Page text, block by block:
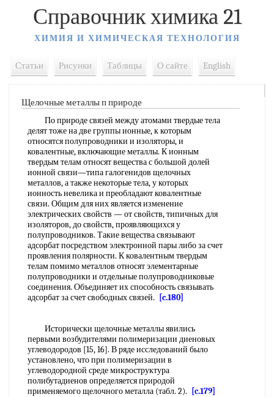
Справочник химика 21
ХИМИЯ И ХИМИЧЕСКАЯ ТЕХНОЛОГИЯ
Статьи Рисунки Таблицы О сайте English
Щелочные металлы п природе
По природе связей между атомами твердые тела
делят тоже на две группы ионные, к которым
относятся полупроводники и изоляторы, и
ковалентные, включающие металлы. К ионным
твердым телам относят вещества с большой долей
ионной связи—типа галогенидов щелочных
металлов, а также некоторые тела, у которых
ионность невелика и преобладают ковалентные
связи. Общим для них является изменение
электрических свойств — от свойств, типичных для
изоляторов, до свойств, проявляющихся у
полупроводников. Такие вещества связывают
адсорбат посредством электронной пары либо за счет
проявления полярности. К ковалентным твердым
телам помимо металлов относят элементарные
полупроводники и отдельные полупроводниковые
соединения. Объединяет их способность связывать
адсорбат за счет свободных связей.
[c.180]
Исторически щелочные металлы явились
первыми возбудителями полимеризации диеновых
углеводородов [15, 16]. В ряде исследований было
установлено, что при полимеризации в
углеводородной среде микроструктура
полибутадиенов определяется природой
применяемого щелочного металла (табл. 2).
[c.179]